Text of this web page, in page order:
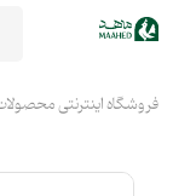
فروشگاه اینترنتی